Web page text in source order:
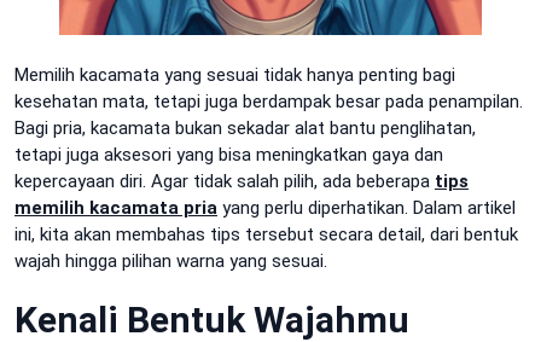
Memilih kacamata yang sesuai tidak hanya penting bagi
kesehatan mata, tetapi juga berdampak besar pada penampilan.
Bagi pria, kacamata bukan sekadar alat bantu penglihatan,
tetapi juga aksesori yang bisa meningkatkan gaya dan
kepercayaan diri. Agar tidak salah pilih, ada beberapa tips
memilih kacamata pria yang perlu diperhatikan. Dalam artikel
ini, kita akan membahas tips tersebut secara detail, dari bentuk
wajah hingga pilihan warna yang sesuai.
Kenali Bentuk Wajahmu